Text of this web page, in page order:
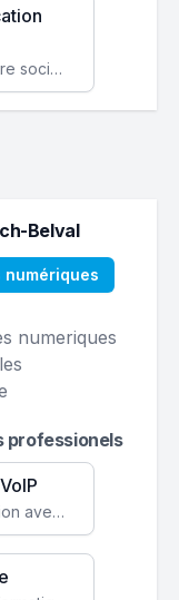
Améliorez l'efficacité de votre société avec une application web personnalisée accessible partout et tout le temps.
Belval
numériques
numeriques
professionels
Simplifiez votre communication avec une solution VoIP flexible, économique et adaptée à vos besoins professionnels.